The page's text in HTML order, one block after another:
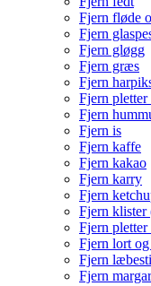
Fjern fløde
Fjern
Fjern gløgg
Fjern græs
Fjern
Fjern
Fjern
Fjern is
Fjern kaffe
Fjern kakao
Fjern karry
Fjern
Fjern klister
Fjern
Fjern lort
Fjern
Fjern